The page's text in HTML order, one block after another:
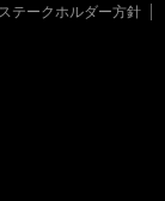
テークホルダー方針